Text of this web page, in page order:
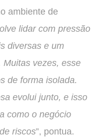
ambiente de
lidar com pressão
diversas e um
Muitas vezes, esse
de forma isolada.
evolui junto, e isso
como o negócio
riscos”, pontua.